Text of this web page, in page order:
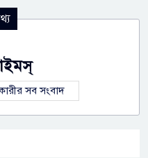
সব সংবাদ